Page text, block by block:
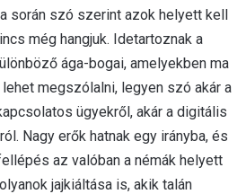
során szó szerint azok helyett kell
még hangjuk. Idetartoznak a
ága-bogai, amelyekben ma
megszólalni, legyen szó akár a
ügyekről, akár a digitális
Nagy erők hatnak egy irányba, és
az valóban a némák helyett
jajkiáltása is, akik talán